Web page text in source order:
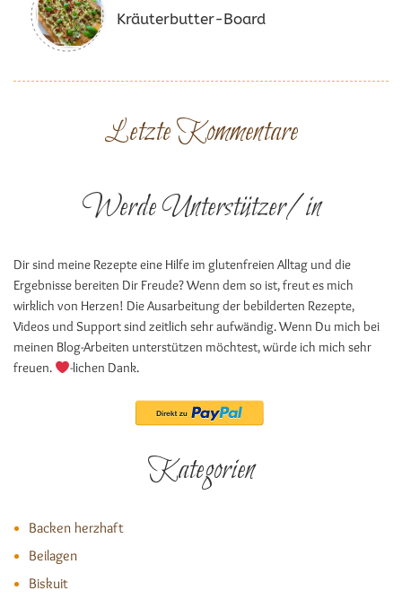
Kräuterbutter-Board
Letzte Kommentare
Werde Unterstützer/in
Dir sind meine Rezepte eine Hilfe im glutenfreien Alltag und die
Ergebnisse bereiten Dir Freude? Wenn dem so ist, freut es mich
wirklich von Herzen! Die Ausarbeitung der bebilderten Rezepte,
Videos und Support sind zeitlich sehr aufwändig. Wenn Du mich bei
meinen Blog-Arbeiten unterstützen möchtest, würde ich mich sehr
freuen.
-lichen Dank.
Kategorien
Backen herzhaft
Beilagen
Biskuit